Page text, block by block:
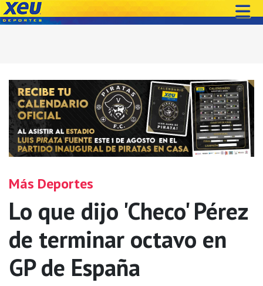
Más Deportes
Lo que dijo 'Checo' Pérez
de terminar octavo en
GP de España